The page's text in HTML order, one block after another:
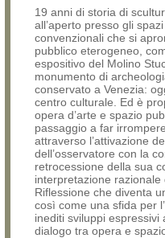
19 anni di storia di
all’aperto presso gli
convenzionali che si
pubblico eterogeneo,
espositivo del Molino
monumento di
conservato a Venezia:
centro culturale. Ed è
opera d’arte e spazio
passaggio a far
attraverso l’attivazione
dell’osservatore con la
retrocessione della sua
interpretazione razionale
Riflessione che diventa
così come una sfida per
inediti sviluppi espressivi
dialogo tra opera e